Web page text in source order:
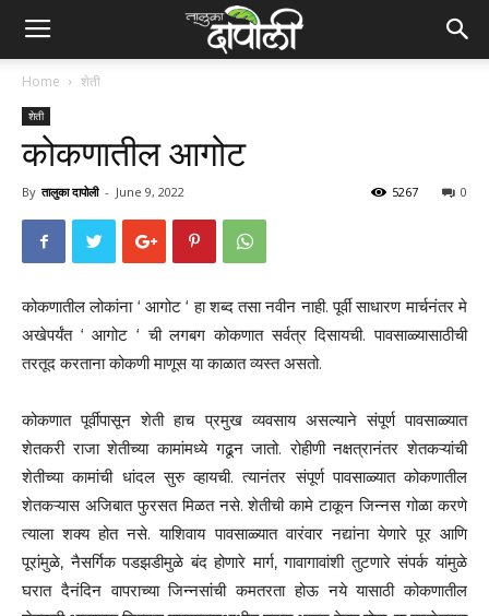
Home शेती
शेती
कोकणातील आगोट
By तालुका दापोली - June 9, 2022 0
5267
कोकणातील लोकांना ‘ आगोट ‘ हा शब्द तसा नवीन नाही. पूर्वी साधारण मार्चनंतर मे
अखेपर्यंत ‘ आगोट ‘ ची लगबग कोकणात सर्वत्र दिसायची. पावसाळ्यासाठीची
तरतूद करताना कोकणी माणूस या काळात व्यस्त असतो.
कोकणात पूर्वीपासून शेती हाच प्रमुख व्यवसाय असल्याने संपूर्ण पावसाळ्यात
शेतकरी राजा शेतीच्या कामांमध्ये गढून जातो. रोहीणी नक्षत्रानंतर शेतकऱ्यांची
शेतीच्या कामांची धांदल सुरु व्हायची. त्यानंतर संपूर्ण पावसाळ्यात कोकणातील
शेतकऱ्यास अजिबात फुरसत मिळत नसे. शेतीची कामे टाकून जिन्नस गोळा करणे
त्याला शक्य होत नसे. याशिवाय पावसाळ्यात वारंवार नद्यांना येणारे पूर आणि
पूरांमुळे, नैसर्गिक पडझडीमुळे बंद होणारे मार्ग, गावागावांशी तुटणारे संपर्क यांमुळे
घरात दैनंदिन वापराच्या जिन्नसांची कमतरता होऊ नये यासाठी कोकणातील